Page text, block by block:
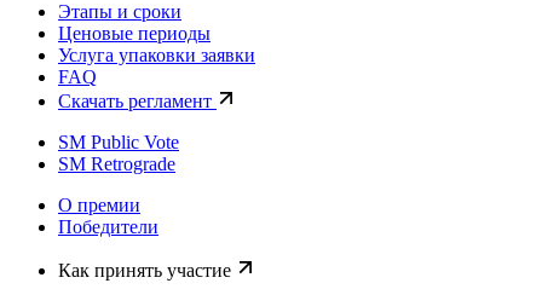
Этапы и сроки
Ценовые периоды
Услуга упаковки заявки
FAQ
Скачать регламент
SM Public Vote
SM Retrograde
О премии
Победители
Как принять участие